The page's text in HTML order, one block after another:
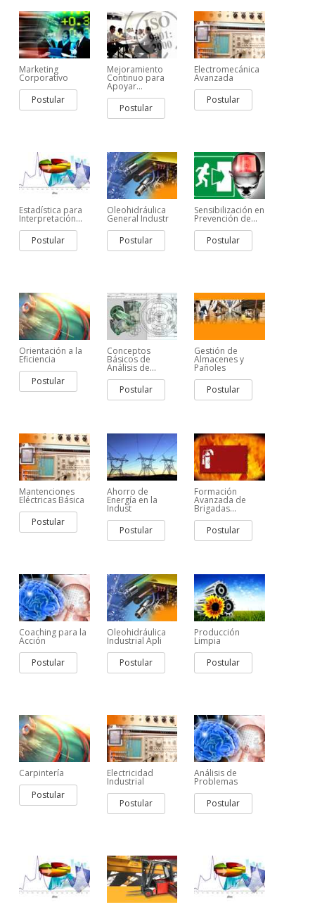
Marketing
Corporativo
Postular
Mejoramiento
Continuo para
Apoyar...
Postular
Electromecánica
Avanzada
Postular
Estadística para
Interpretación...
Postular
Oleohidráulica
General Industr
Postular
Sensibilización en
Prevención de...
Postular
Orientación a la
Eficiencia
Postular
Conceptos
Básicos de
Análisis de...
Postular
Gestión de
Almacenes y
Pañoles
Postular
Mantenciones
Eléctricas Básica
Postular
Ahorro de
Energía en la
Indust
Postular
Formación
Avanzada de
Brigadas...
Postular
Coaching para la
Acción
Postular
Oleohidráulica
Industrial Apli
Postular
Producción
Limpia
Postular
Carpintería
Postular
Electricidad
Industrial
Postular
Análisis de
Problemas
Postular